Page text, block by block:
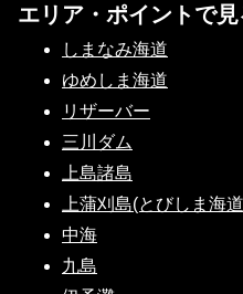
エリア・ポイントで見
しまなみ海道
ゆめしま海道
リザーバー
三川ダム
上島諸島
上蒲刈島(とびしま海
中海
九島